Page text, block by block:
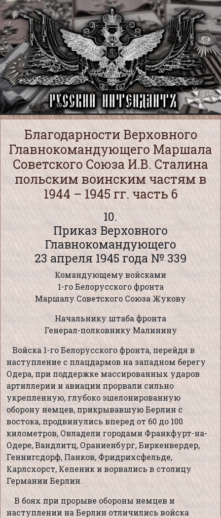
Благодарности Верховного
Главнокомандующего Маршала
Советского Союза И.В. Сталина
польским воинским частям в
1944 – 1945 гг. часть 6
10.
Приказ Верховного
Главнокомандующего
23 апреля 1945 года № 339
Командующему войсками
1-го Белорусского фронта
Маршалу Советского Союза Жукову
Начальнику штаба фронта
Генерал-полковнику Малинину
Войска 1-го Белорусского фронта, перейдя в
наступление с плацдармов на западном берегу
Одера, при поддержке массированных ударов
артиллерии и авиации прорвали сильно
укрепленную, глубоко эшелонированную
оборону немцев, прикрывавшую Берлин с
востока, продвинулись вперед от 60 до 100
километров, Овладели городами Франкфурт-на-
Одере, Вандлитц, Ораниенбург, Биркенвердер,
Геннигсдорф, Панков, Фридрихсфельде,
Карлсхорст, Кепеник и ворвались в столицу
Германии Берлин.
В боях при прорыве обороны немцев и
наступлении на Берлин отличились войска